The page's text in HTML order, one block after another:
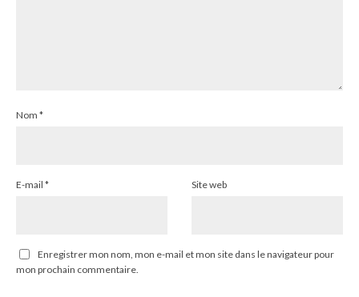
Nom *
E-mail * Site web
Enregistrer mon nom, mon e-mail et mon site dans le navigateur pour
mon prochain commentaire.